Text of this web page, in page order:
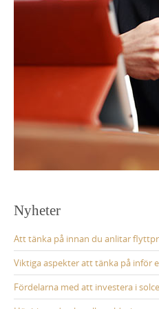
Nyheter
Att tänka på innan du anlitar
Viktiga aspekter att tänka på inför
Fördelarna med att investera i